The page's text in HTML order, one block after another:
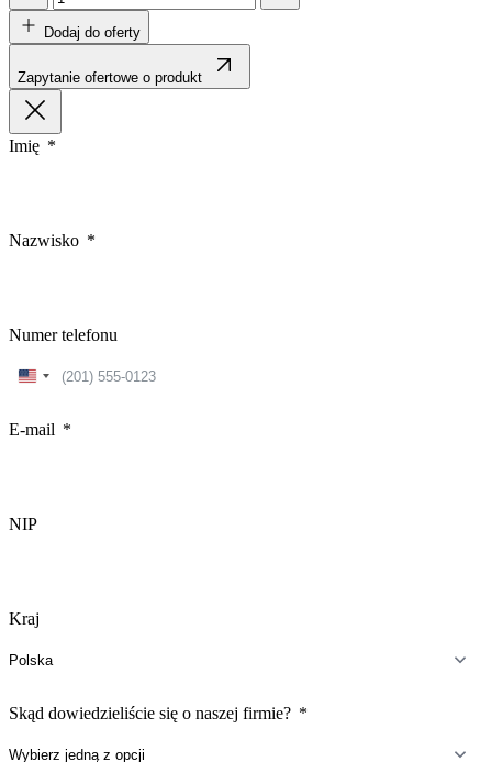
Dodaj do oferty
Zapytanie ofertowe o produkt
Imię
Nazwisko
Numer telefonu
United
E-mail
NIP
Kraj
Skąd dowiedzieliście się o naszej firmie?